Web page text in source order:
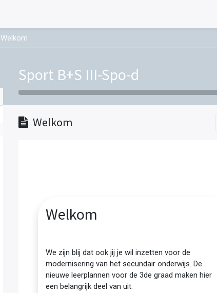
Welkom
Sport B+S III-Spo-d
Welkom
Welkom
We zijn blij dat ook jij je wil inzetten voor de
modernisering van het secundair onderwijs. De
nieuwe leerplannen voor de 3de graad maken hier
een belangrijk deel van uit.